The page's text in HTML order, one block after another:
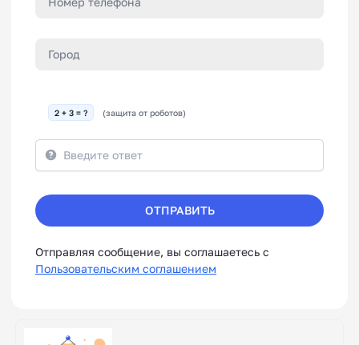
2 + 3 = ? (защита от роботов)
ОТПРАВИТЬ
Отправляя сообщение, вы соглашаетесь с
Пользовательским соглашением